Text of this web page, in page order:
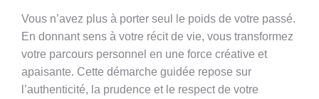
Vous n’avez plus à porter seul le poids de votre passé.
En donnant sens à votre récit de vie, vous transformez
votre parcours personnel en une force créative et
apaisante. Cette démarche guidée repose sur
l’authenticité, la prudence et le respect de votre